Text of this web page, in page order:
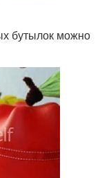
бутылок можно